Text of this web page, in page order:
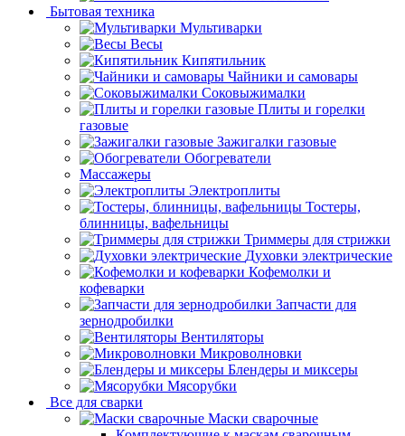
Бытовая техника
Мультиварки
Весы
Кипятильник
Чайники и самовары
Соковыжималки
Плиты и горелки
газовые
Зажигалки газовые
Обогреватели
Массажеры
Электроплиты
Тостеры,
блинницы, вафельницы
Триммеры для стрижки
Духовки электрические
Кофемолки и
кофеварки
Запчасти для
зернодробилки
Вентиляторы
Микроволновки
Блендеры и миксеры
Мясорубки
Все для сварки
Маски сварочные